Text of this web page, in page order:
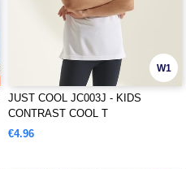
W1
JUST COOL JC003J - KIDS
CONTRAST COOL T
€4.96